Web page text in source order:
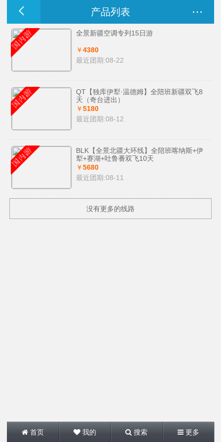
产品列表 …
全景新疆空调专列15日游
￥4380
最近团期:08-22
QT【独库伊犁·温德姆】全陪班新疆双飞8
天（奇台进出）
￥5180
最近团期:08-12
BLK【全景北疆大环线】全陪班喀纳斯+伊
犁+赛湖+吐鲁番双飞10天
￥5680
最近团期:08-11
没有更多的线路
首页 我的 搜索 更多